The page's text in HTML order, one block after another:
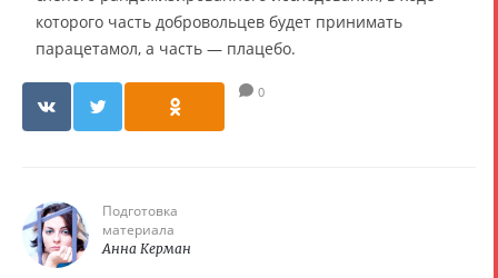
которого часть добровольцев будет принимать
парацетамол, а часть — плацебо.
0
Подготовка
материала
Анна Керман